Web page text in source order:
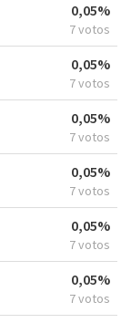
0,05%
7 votos
0,05%
7 votos
0,05%
7 votos
0,05%
7 votos
0,05%
7 votos
0,05%
7 votos